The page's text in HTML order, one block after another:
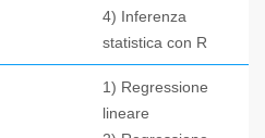
4) Inferenza
statistica con R
1) Regressione
lineare